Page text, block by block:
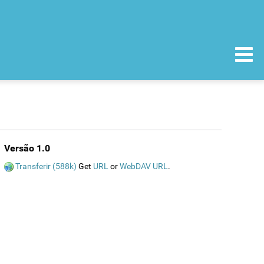
Versão 1.0
Transferir (588k) Get URL orWebDAV URL .